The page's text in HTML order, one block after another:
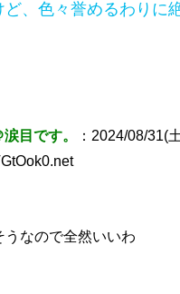
、色々誉めるわりに
目です。
：2024/08/31(
なので全然いいわ